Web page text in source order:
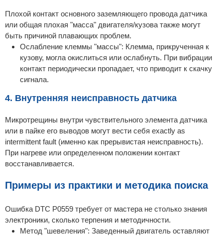
Плохой контакт основного заземляющего провода датчика
или общая плохая "масса" двигателя/кузова также могут
быть причиной плавающих проблем.
Ослабление клеммы "массы": Клемма, прикрученная к
кузову, могла окислиться или ослабнуть. При вибрации
контакт периодически пропадает, что приводит к скачку
сигнала.
4. Внутренняя неисправность датчика
Микротрещины внутри чувствительного элемента датчика
или в пайке его выводов могут вести себя exactly as
intermittent fault (именно как прерывистая неисправность).
При нагреве или определенном положении контакт
восстанавливается.
Примеры из практики и методика поиска
Ошибка DTC P0559 требует от мастера не столько знания
электроники, сколько терпения и методичности.
Метод "шевеления": Заведенный двигатель оставляют